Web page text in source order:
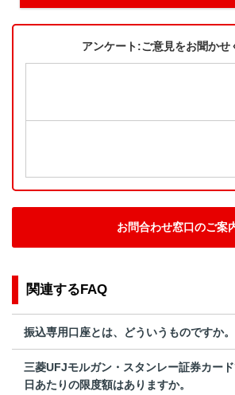
アンケート:ご意見をお聞かせ
お問合わせ窓口のご案
関連するFAQ
振込専用口座とは、どういうものですか。
三菱UFJモルガン・スタンレー証券カー
日あたりの限度額はありますか。